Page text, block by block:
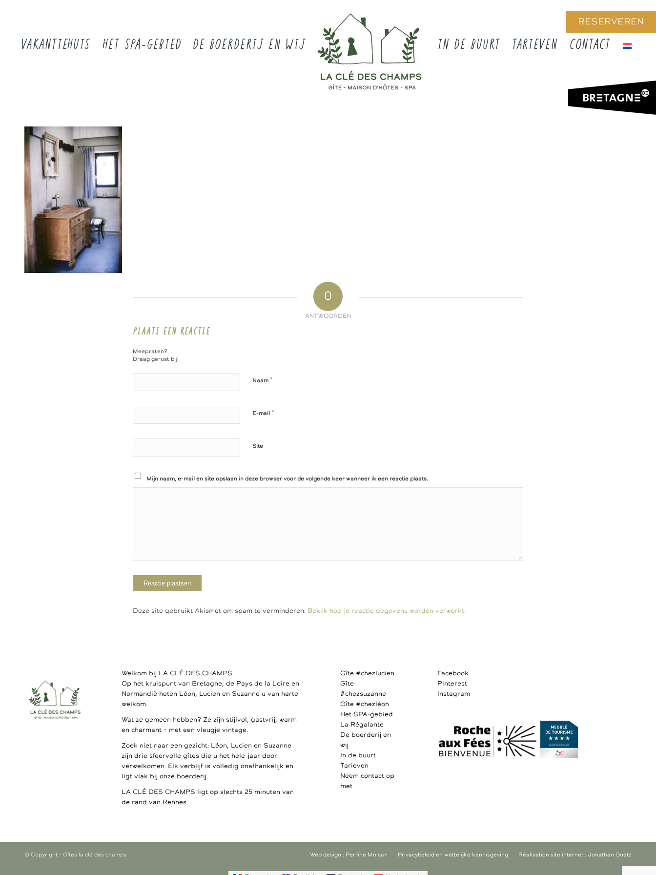
RESERVEREN
VAKANTIEHUIS HET SPA-GEBIED DE BOERDERIJ EN WIJ IN DE BUURT TARIEVEN CONTACT
0
ANTWOORDEN
PLAATS EEN REACTIE
Meepraten?
Draag gerust bij!
Naam *
E-mail *
Site
Mijn naam, e-mail en site opslaan in deze browser voor de volgende keer wanneer ik een reactie plaats.
Deze site gebruikt Akismet om spam te verminderen. Bekijk hoe je reactie gegevens worden verwerkt.
Welkom bij LA CLÉ DES CHAMPS
Op het kruispunt van Bretagne, de Pays de la Loire en
Normandië heten Léon, Lucien en Suzanne u van harte
welkom.
Wat ze gemeen hebben? Ze zijn stijlvol, gastvrij, warm
en charmant – met een vleugje vintage.
Zoek niet naar een gezicht: Léon, Lucien en Suzanne
zijn drie sfeervolle gîtes die u het hele jaar door
verwelkomen. Elk verblijf is volledig onafhankelijk en
ligt vlak bij onze boerderij.
LA CLÉ DES CHAMPS ligt op slechts 25 minuten van
de rand van Rennes.
Gîte #chezlucien
Gîte
#chezsuzanne
Gîte #chezléon
Het SPA-gebied
La Régalante
De boerderij en
wij
In de buurt
Tarieven
Neem contact op
met
Facebook
Pinterest
Instagram
© Copyright - Gîtes la clé des champs Web design : Perrine Moisan Privacybeleid en wettelijke kennisgeving Réalisation site internet : Jonathan Goetz